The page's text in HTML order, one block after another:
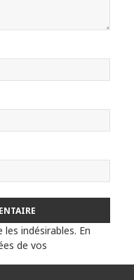
indésirables. En
de vos